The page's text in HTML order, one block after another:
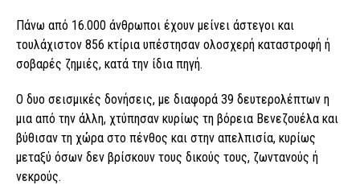
Πάνω από 16.000 άνθρωποι έχουν μείνει άστεγοι και
τουλάχιστον 856 κτίρια υπέστησαν ολοσχερή καταστροφή ή
σοβαρές ζημιές, κατά την ίδια πηγή.
Ο δυο σεισμικές δονήσεις, με διαφορά 39 δευτερολέπτων η
μια από την άλλη, χτύπησαν κυρίως τη βόρεια Βενεζουέλα και
βύθισαν τη χώρα στο πένθος και στην απελπισία, κυρίως
μεταξύ όσων δεν βρίσκουν τους δικούς τους, ζωντανούς ή
νεκρούς.